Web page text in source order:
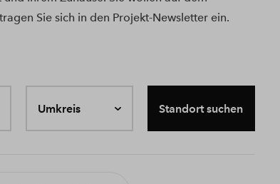
Sie sich in den Projekt-Newsletter ein.
Umkreis Standort suchen